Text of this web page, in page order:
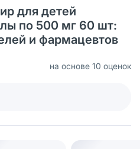
для детей
по 500 мг 60 шт:
и фармацевтов
на основе 10 оценок